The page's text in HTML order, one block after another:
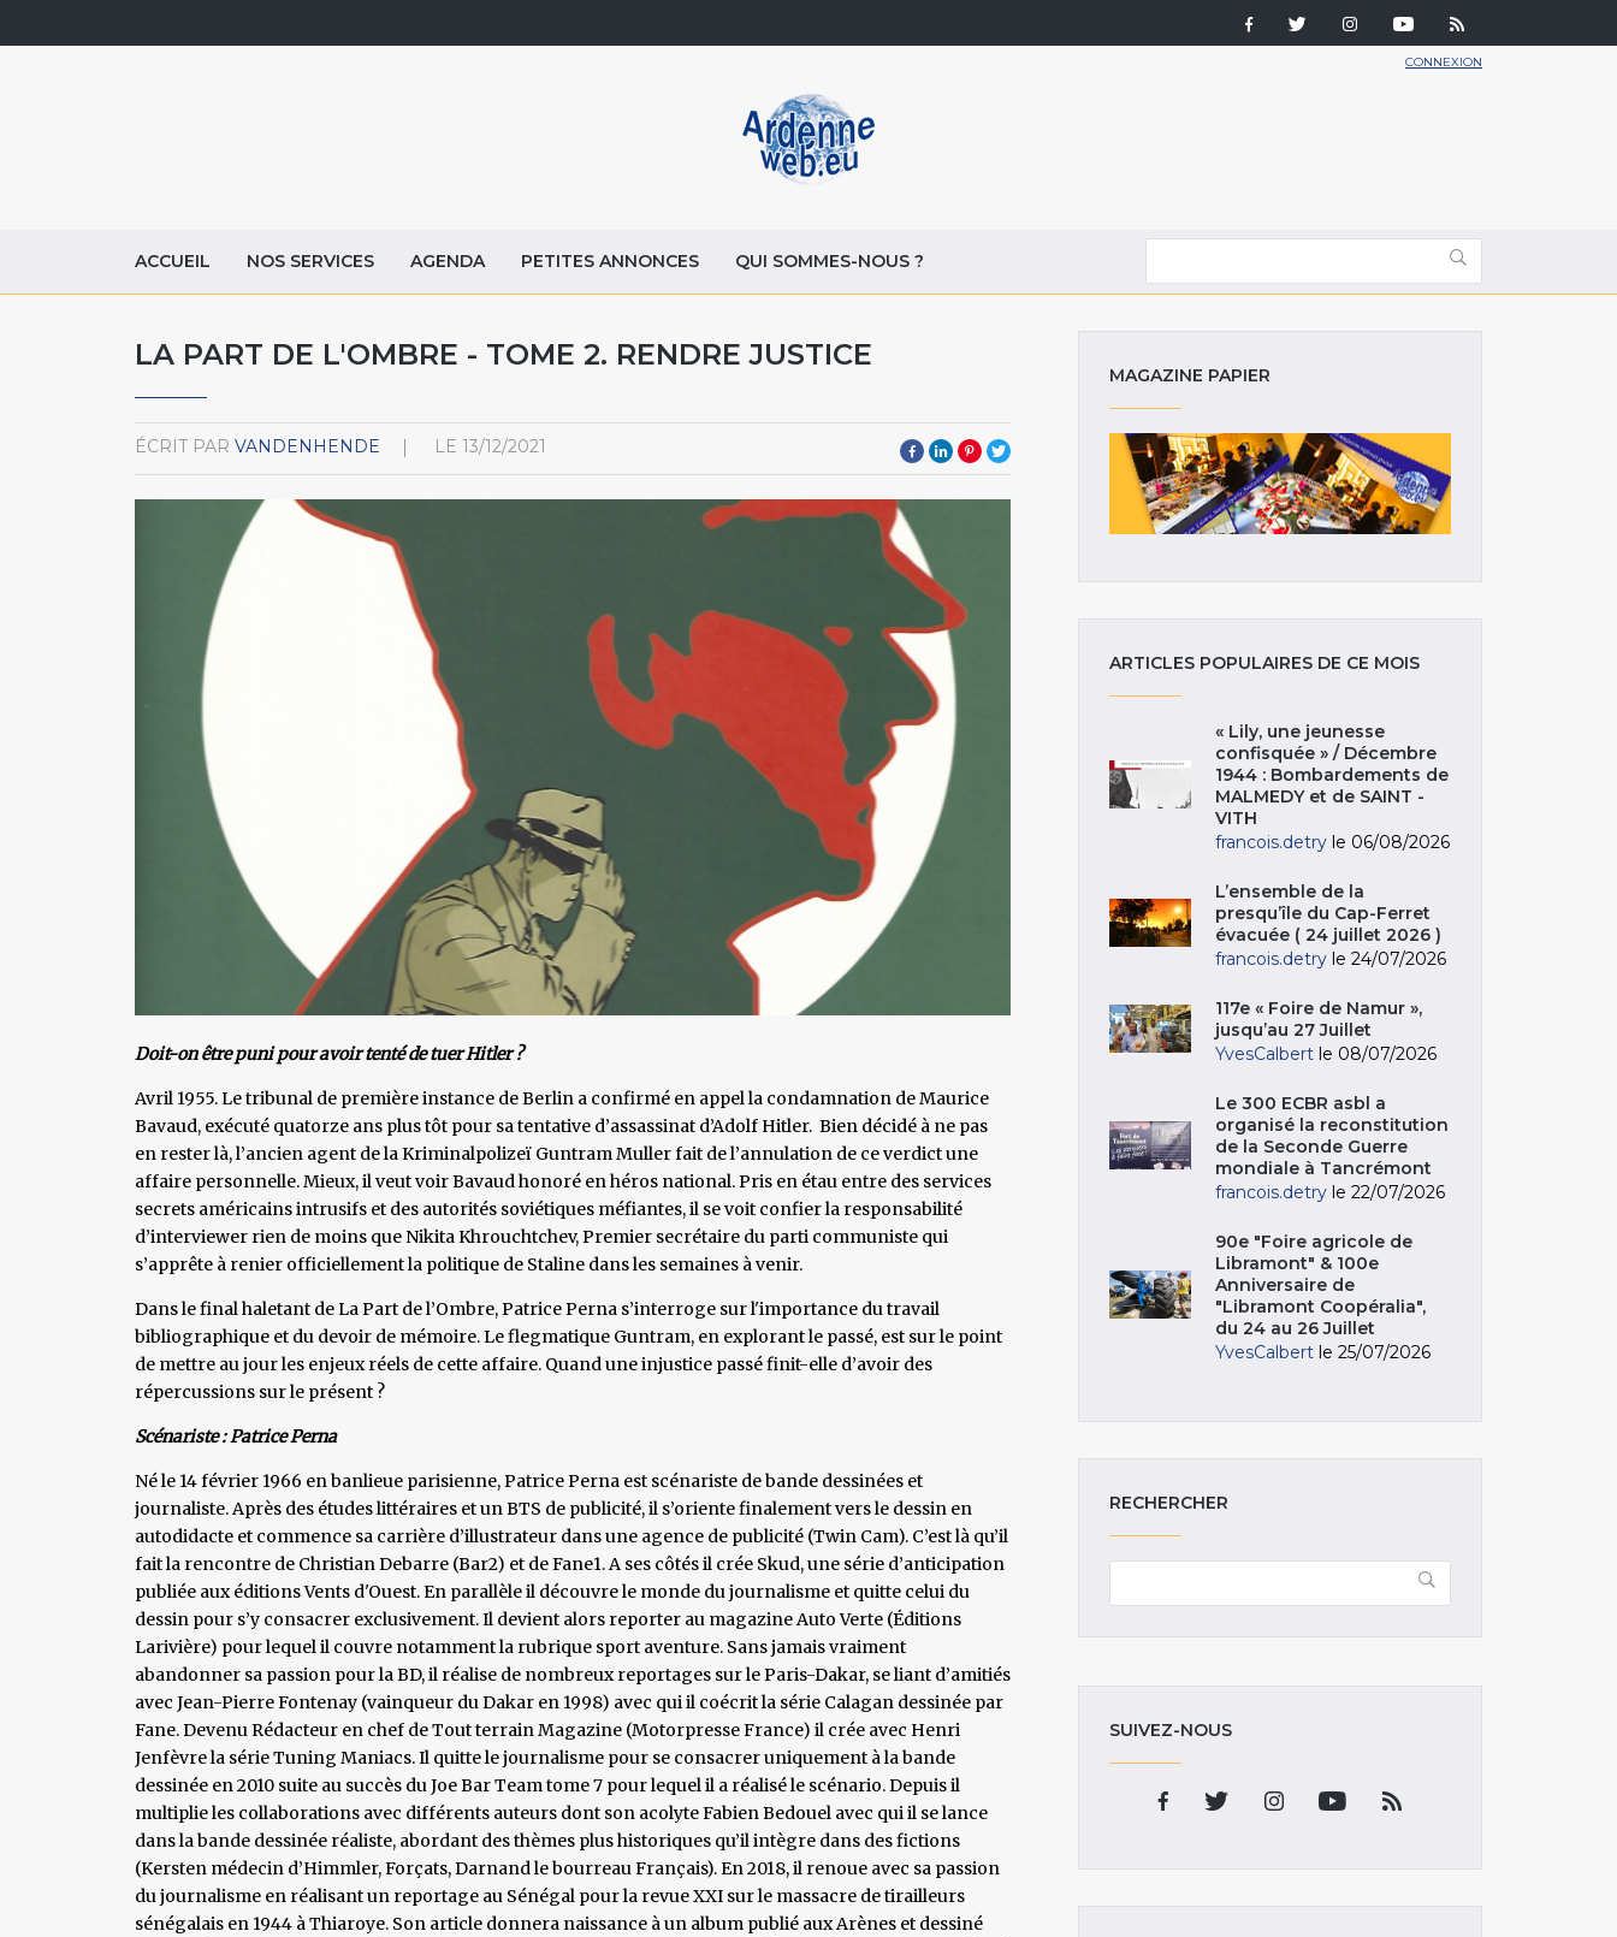
CONNEXION
ACCUEIL NOS SERVICES AGENDA PETITES ANNONCES QUI SOMMES-NOUS ?
LA PART DE L'OMBRE - TOME 2. RENDRE JUSTICE
ÉCRIT PAR VANDENHENDE LE 13/12/2021
Doit-on être puni pour avoir tenté de tuer Hitler ?
Avril 1955. Le tribunal de première instance de Berlin a confirmé en appel la condamnation de Maurice
Bavaud, exécuté quatorze ans plus tôt pour sa tentative d’assassinat d’Adolf Hitler. Bien décidé à ne pas
en rester là, l’ancien agent de la Kriminalpolizeï Guntram Muller fait de l’annulation de ce verdict une
affaire personnelle. Mieux, il veut voir Bavaud honoré en héros national. Pris en étau entre des services
secrets américains intrusifs et des autorités soviétiques méfiantes, il se voit confier la responsabilité
d’interviewer rien de moins que Nikita Khrouchtchev, Premier secrétaire du parti communiste qui
s’apprête à renier officiellement la politique de Staline dans les semaines à venir.
Dans le final haletant de La Part de l’Ombre, Patrice Perna s’interroge sur l'importance du travail
bibliographique et du devoir de mémoire. Le flegmatique Guntram, en explorant le passé, est sur le point
de mettre au jour les enjeux réels de cette affaire. Quand une injustice passé finit-elle d’avoir des
répercussions sur le présent ?
Scénariste : Patrice Perna
Né le 14 février 1966 en banlieue parisienne, Patrice Perna est scénariste de bande dessinées et
journaliste. Après des études littéraires et un BTS de publicité, il s’oriente finalement vers le dessin en
autodidacte et commence sa carrière d’illustrateur dans une agence de publicité (Twin Cam). C’est là qu’il
fait la rencontre de Christian Debarre (Bar2) et de Fane1. A ses côtés il crée Skud, une série d’anticipation
publiée aux éditions Vents d'Ouest. En parallèle il découvre le monde du journalisme et quitte celui du
dessin pour s’y consacrer exclusivement. Il devient alors reporter au magazine Auto Verte (Éditions
Larivière) pour lequel il couvre notamment la rubrique sport aventure. Sans jamais vraiment
abandonner sa passion pour la BD, il réalise de nombreux reportages sur le Paris-Dakar, se liant d’amitiés
avec Jean-Pierre Fontenay (vainqueur du Dakar en 1998) avec qui il coécrit la série Calagan dessinée par
Fane. Devenu Rédacteur en chef de Tout terrain Magazine (Motorpresse France) il crée avec Henri
Jenfèvre la série Tuning Maniacs. Il quitte le journalisme pour se consacrer uniquement à la bande
dessinée en 2010 suite au succès du Joe Bar Team tome 7 pour lequel il a réalisé le scénario. Depuis il
multiplie les collaborations avec différents auteurs dont son acolyte Fabien Bedouel avec qui il se lance
dans la bande dessinée réaliste, abordant des thèmes plus historiques qu’il intègre dans des fictions
(Kersten médecin d’Himmler, Forçats, Darnand le bourreau Français). En 2018, il renoue avec sa passion
du journalisme en réalisant un reportage au Sénégal pour la revue XXI sur le massacre de tirailleurs
sénégalais en 1944 à Thiaroye. Son article donnera naissance à un album publié aux Arènes et dessiné
MAGAZINE PAPIER
ARTICLES POPULAIRES DE CE MOIS
« Lily, une jeunesse
confisquée » / Décembre
1944 : Bombardements de
MALMEDY et de SAINT -
VITH
francois.detry le 06/08/2026
L’ensemble de la
presqu’île du Cap-Ferret
évacuée ( 24 juillet 2026 )
francois.detry le 24/07/2026
117e « Foire de Namur »,
jusqu’au 27 Juillet
YvesCalbert le 08/07/2026
Le 300 ECBR asbl a
organisé la reconstitution
de la Seconde Guerre
mondiale à Tancrémont
francois.detry le 22/07/2026
90e "Foire agricole de
Libramont" & 100e
Anniversaire de
"Libramont Coopéralia",
du 24 au 26 Juillet
YvesCalbert le 25/07/2026
RECHERCHER
SUIVEZ-NOUS